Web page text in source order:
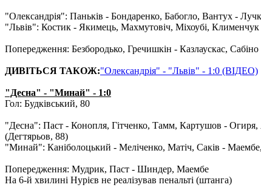
"Олександрія": Паньків - Бондаренко, Бабогло, Вантух -
"Львів": Костик - Якимець, Махмутовіч, Міхоубі,
Попередження: Безбородько, Гречишкін - Казлаускас, Сабіно
ДИВІТЬСЯ ТАКОЖ:"Олександрія" - "Львів" - 1:0 (ВІДЕО)
"Десна" - "Минай" - 1:0
Гол: Будківський, 80
"Десна": Паст - Конопля, Гітченко, Тамм, Картушов -
(Дегтярьов, 88)
"Минай": Каніболоцький - Меліченко, Матіч, Саків -
Попередження: Мудрик, Паст - Шиндер, Маембе
На 6-й хвилині Нурієв не реалізував пенальті (штанга)